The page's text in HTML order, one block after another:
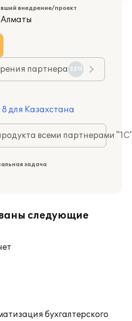
внедрение/проект
партнера 3211
для Казахстана
всеми партнерами
задача
следующие
бухгалтерского